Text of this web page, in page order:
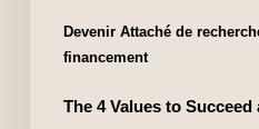
Devenir Attaché de
financement
The 4 Values to Succeed